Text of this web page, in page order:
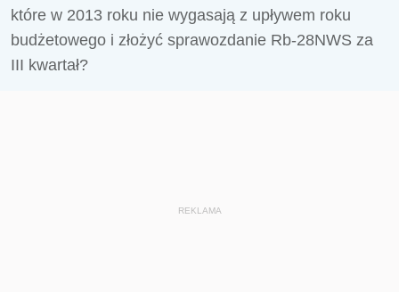
które w 2013 roku nie wygasają z upływem roku
budżetowego i złożyć sprawozdanie Rb-28NWS za
III kwartał?
REKLAMA